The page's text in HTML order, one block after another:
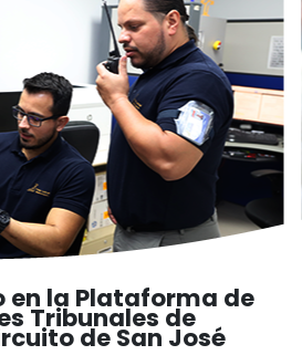
la Plataforma de
Tribunales de
de San José